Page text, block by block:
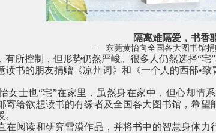
隔离难隔爱，书香
——东莞黄怡向全国各大图书馆捐
有所控制，但形势仍然严峻。很多人仍然选择“宅
读书的朋友捐赠《凉州词》和《一个人的西部•
女士也“宅”在家里，虽然身在家中，但心却情
寄给欲想读书的有缘者及全国各大图书馆，希
在阅读和研究雪漠作品，并将书中的智慧身体